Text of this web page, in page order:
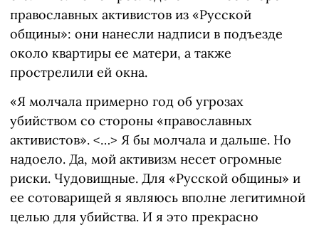
православных активистов из «Русской
общины»: они нанесли надписи в подъезде
около квартиры ее матери, а также
прострелили ей окна.
«Я молчала примерно год об угрозах
убийством со стороны «православных
активистов». <…> Я бы молчала и дальше. Но
надоело. Да, мой активизм несет огромные
риски. Чудовищные. Для «Русской общины» и
ее сотоварищей я являюсь вполне легитимной
целью для убийства. И я это прекрасно